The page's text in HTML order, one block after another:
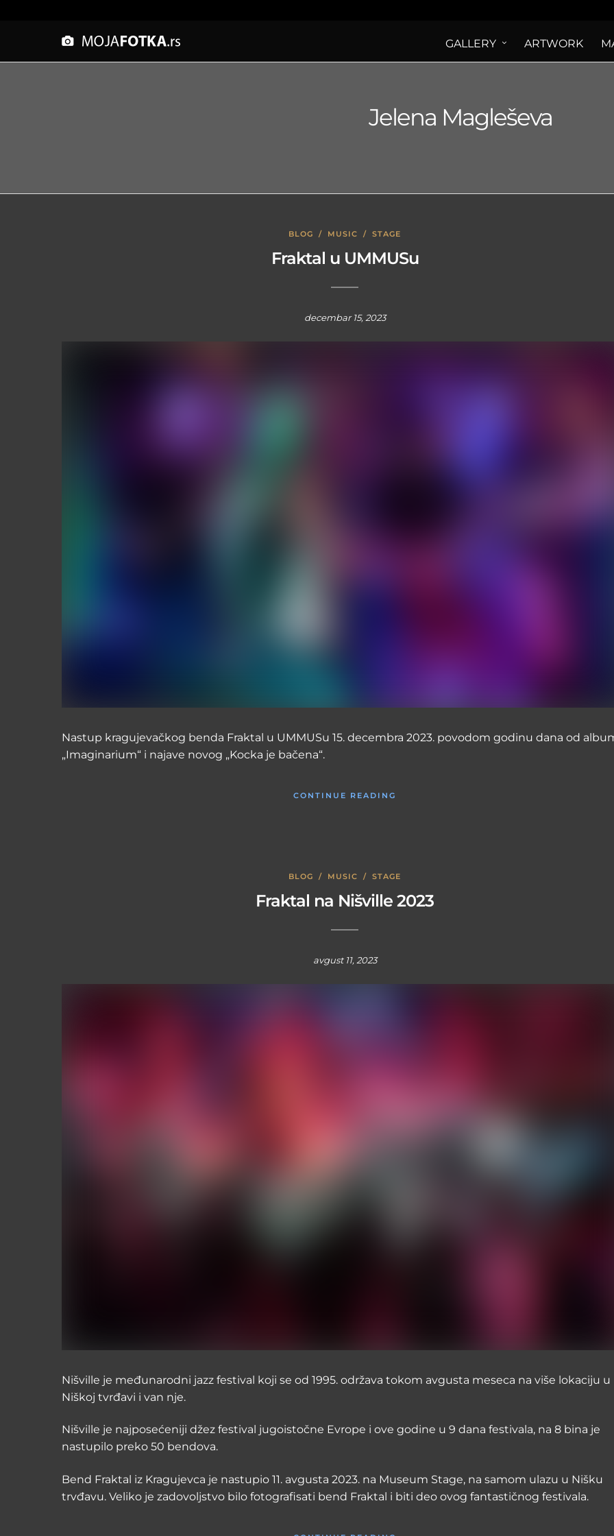
GALLERY ARTWORK
Jelena Magleševa
BLOG / MUSIC /STAGE
Fraktal u UMMUSu
decembar 15, 2023
Nastup kragujevačkog benda Fraktal u UMMUSu 15. decembra 2023. povodom godinu dana od
„Imaginarium“ i najave novog „Kocka je bačena“.
CONTINUE READING
BLOG / MUSIC /STAGE
Fraktal na Nišville 2023
avgust 11, 2023
Nišville je međunarodni jazz festival koji se od 1995. održava tokom avgusta meseca na više lokaciju u
Niškoj tvrđavi i van nje.
Nišville je najposećeniji džez festival jugoistočne Evrope i ove godine u 9 dana festivala, na 8 bina je
nastupilo preko 50 bendova.
Bend Fraktal iz Kragujevca je nastupio 11. avgusta 2023. na Museum Stage, na samom ulazu u Nišku
trvđavu. Veliko je zadovoljstvo bilo fotografisati bend Fraktal i biti deo ovog fantastičnog festivala.